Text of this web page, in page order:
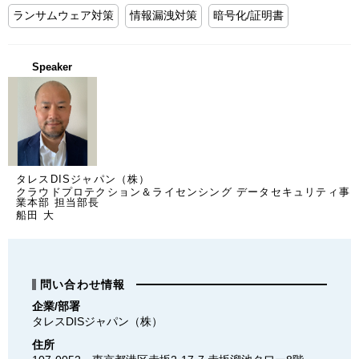
ランサムウェア対策 情報漏洩対策 暗号化/証明書
Speaker
タレスDISジャパン（株）
クラウドプロテクション＆ライセンシング データセキュリティ事
業本部 担当部長
船田 大
問い合わせ情報
企業/部署
タレスDISジャパン（株）
住所